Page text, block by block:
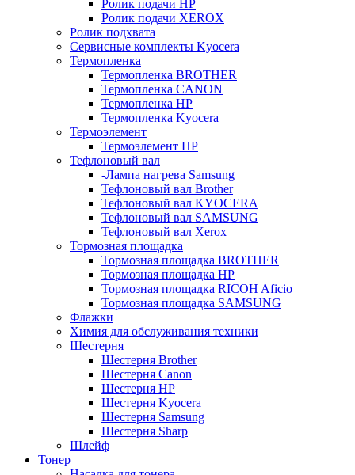
Ролик подачи HP
Ролик подачи XEROX
Ролик подхвата
Сервисные комплекты Kyocera
Термопленка
Термопленка BROTHER
Термопленка CANON
Термопленка HP
Термопленка Kyocera
Термоэлемент
Термоэлемент НР
Тефлоновый вал
-Лампа нагрева Samsung
Тефлоновый вал Brother
Тефлоновый вал KYOCERA
Тефлоновый вал SAMSUNG
Тефлоновый вал Xerox
Тормозная площадка
Тормозная площадка BROTHER
Тормозная площадка HP
Тормозная площадка RICOH Aficio
Тормозная площадка SAMSUNG
Флажки
Химия для обслуживания техники
Шестерня
Шестерня Brother
Шестерня Canon
Шестерня HP
Шестерня Kyocera
Шестерня Samsung
Шестерня Sharp
Шлейф
Тонер